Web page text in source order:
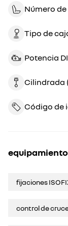
Número
Tipo de
Potencia
Cilindrada
Código de
fijaciones
control de